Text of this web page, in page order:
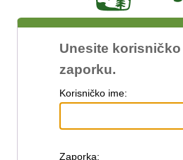
Unesite korisničko
zaporku.
Korisničko ime:
Zaporka: